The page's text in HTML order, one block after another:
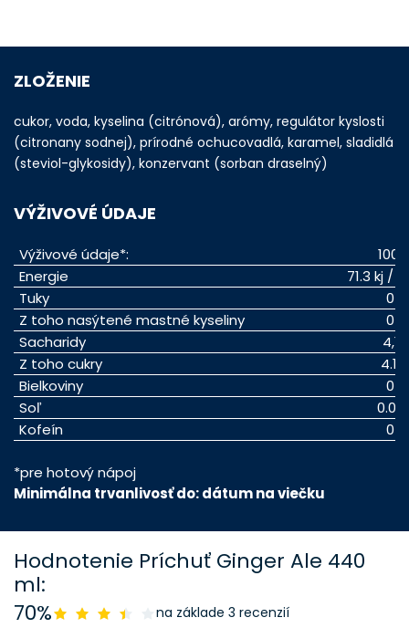
ZLOŽENIE
cukor, voda, kyselina (citrónová), arómy, regulátor kyslosti
(citronany sodnej), prírodné ochucovadlá, karamel, sladidlá
(steviol-glykosidy), konzervant (sorban draselný)
VÝŽIVOVÉ ÚDAJE
Výživové údaje*:
Energie
71.3 kj /
Tuky
0 g
Z toho nasýtené mastné kyseliny
0 g
Sacharidy
4,1
Z toho cukry
4.1
Bielkoviny
0 g
Soľ
0.02
Kofeín
0 g
*pre hotový nápoj
Minimálna trvanlivosť do: dátum na viečku
Hodnotenie Príchuť Ginger Ale 440
ml:
70%
na základe 3 recenzií